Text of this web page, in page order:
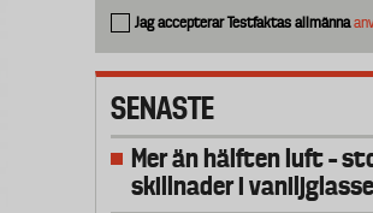
Jag accepterar Testfaktas allmänna
SENASTE
Mer än hälften luft –
skillnader i